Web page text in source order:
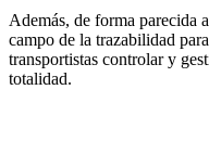
Además, de forma parecida
campo de la trazabilidad
transportistas controlar y
totalidad.